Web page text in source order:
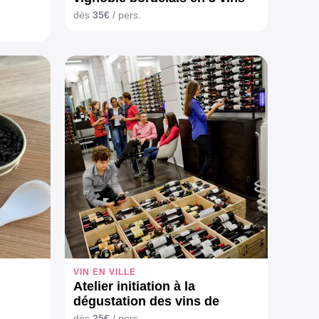
dès 35€ / pers.
VIN EN VILLE
Atelier initiation à la
dégustation des vins de